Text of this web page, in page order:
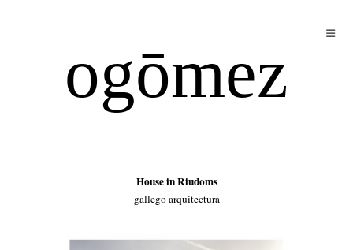
ogōmez
House in Riudoms
gallego arquitectura